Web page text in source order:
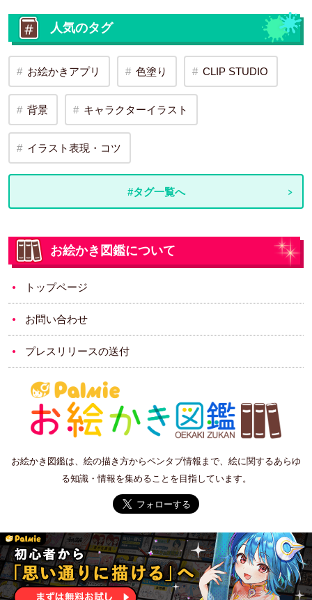
人気のタグ
お絵かきアプリ 色塗り CLIP STUDIO
背景 キャラクターイラスト
イラスト表現・コツ
#タグ一覧へ
お絵かき図鑑について
トップページ
お問い合わせ
プレスリリースの送付
お絵かき図鑑は、絵の描き方からペンタブ情報まで、絵に関するあらゆ
る知識・情報を集めることを目指しています。